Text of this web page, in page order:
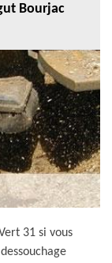
Bourjac
31 si vous